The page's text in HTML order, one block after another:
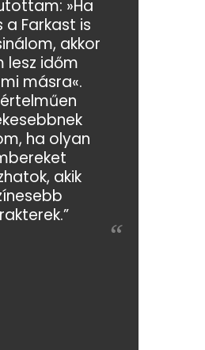
»Ha
a Farkast is
akkor
lesz időm
másra«.
ha olyan
akik